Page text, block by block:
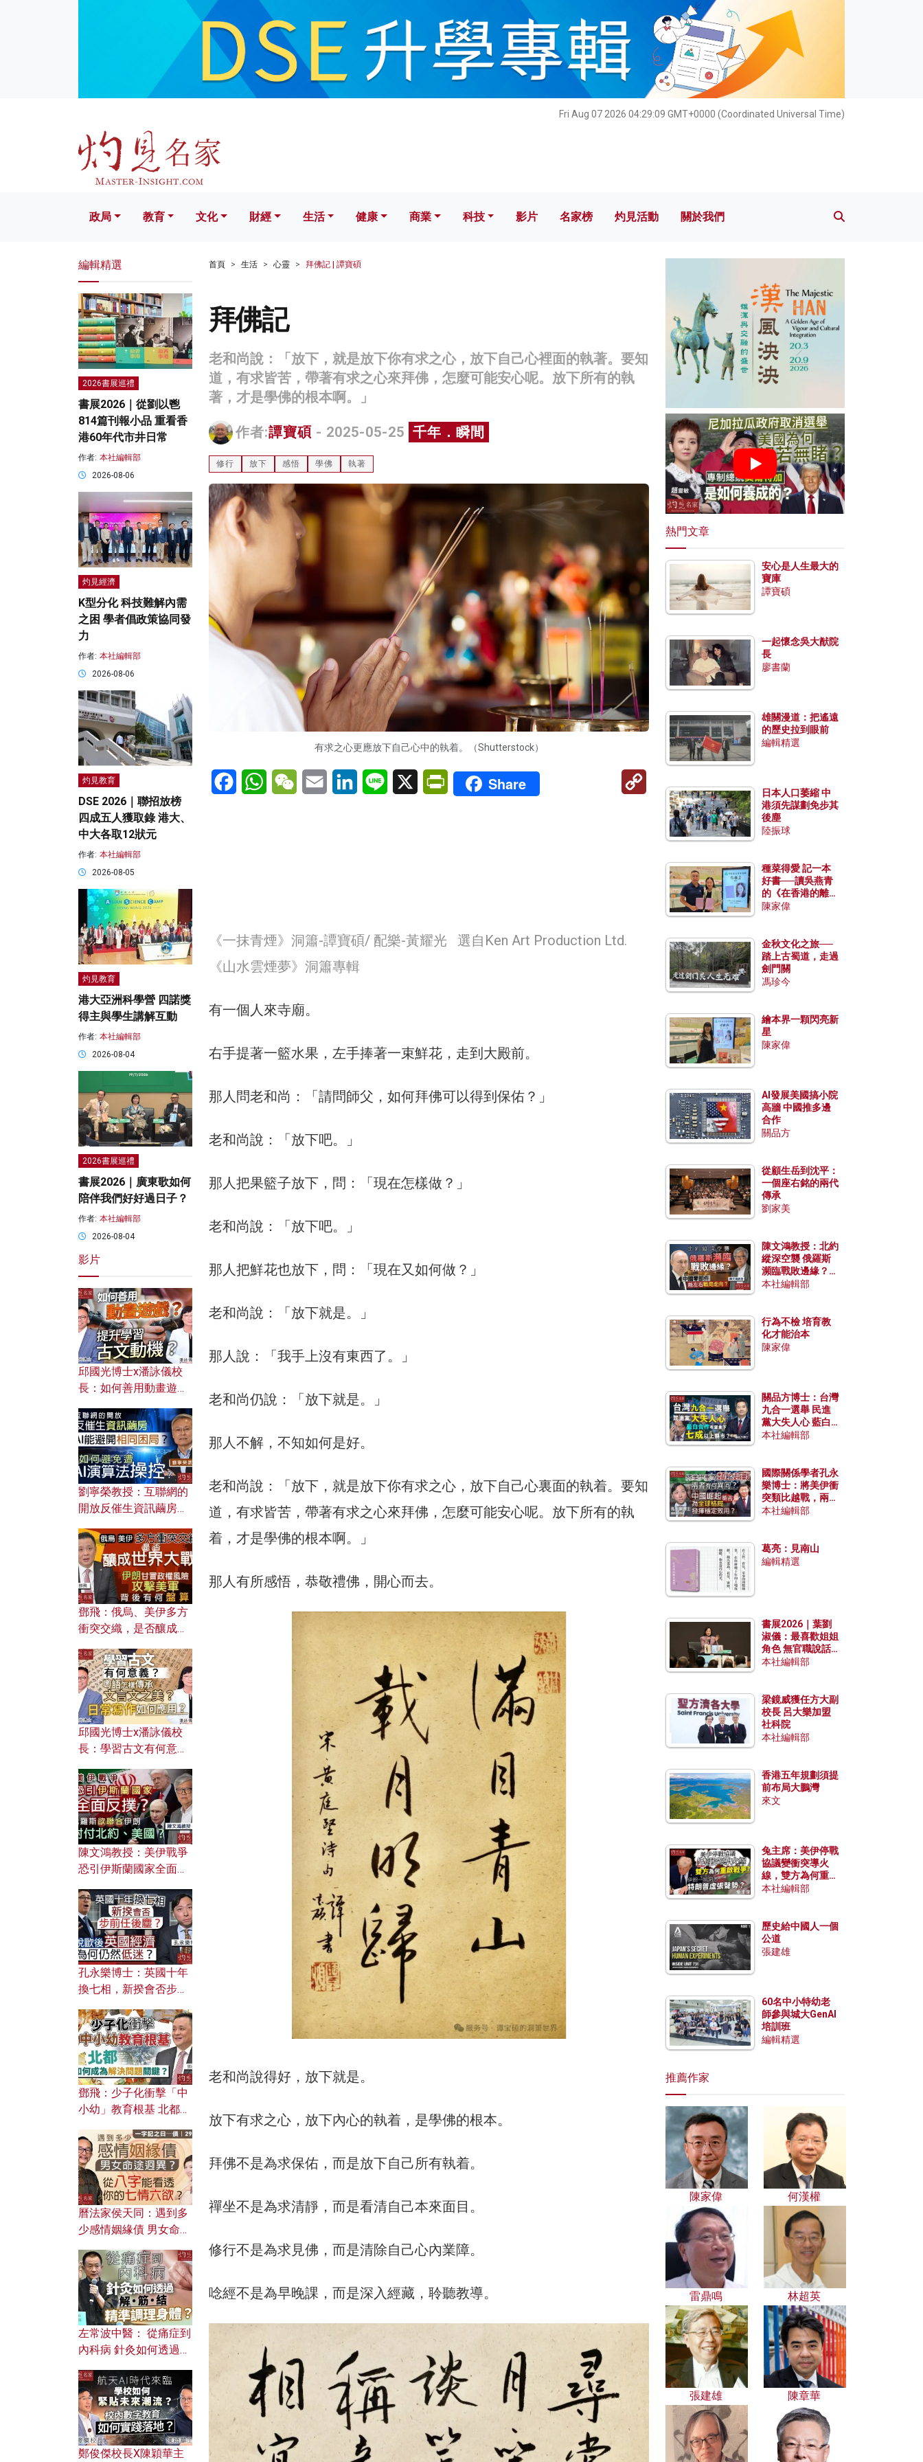
Fri Aug 07 2026 04:29:11 GMT+0000 (Coordinated Universal Time)
文化 財經 生活 健康 科技 影片 名家榜 灼見活動 關於我們
政局 教育 文化 財經 生活 健康 商業 科技 影片 名家榜 灼見活動 關於我們
首頁 生活 心靈 拜佛記 | 譚寶碩
拜佛記
老和尚說：「放下，就是放下你有求之心，放下自己心裡面的執著。要知
道，有求皆苦，帶著有求之心來拜佛，怎麼可能安心呢。放下所有的執
著，才是學佛的根本啊。」
作者:譚寶碩 - 2025-05-25 千年．瞬間
修行 放下 感悟 學佛 執著
有求之心更應放下自己心中的執着。（Shutterstock）
FacebookWhatsAppWeChatEmail LinkedInLine X PrintFriendly
Share
《一抹青煙》洞簫-譚寶碩/ 配樂-黃耀光 選自Ken Art Production Ltd.
《山水雲煙夢》洞簫專輯
有一個人來寺廟。
右手提著一籃水果，左手捧著一束鮮花，走到大殿前。
那人問老和尚： 「請問師父，如何拜佛可以得到保佑？ 」
老和尚說： 「放下吧。 」
那人把果籃子放下，問： 「現在怎樣做？ 」
老和尚說： 「放下吧。 」
那人把鮮花也放下，問： 「現在又如何做？ 」
老和尚說： 「放下就是。 」
那人說： 「我手上沒有東西了。 」
老和尚仍說： 「放下就是。 」
那人不解，不知如何是好。
老和尚說： 「放下，就是放下你有求之心，放下自己心裏面的執着。要知
道，有求皆苦，帶著有求之心來拜佛，怎麼可能安心呢。放下所有的執
着，才是學佛的根本啊。
」
那人有所感悟，恭敬禮佛，開心而去。
老和尚說得好，放下就是。
放下有求之心，放下內心的執着，是學佛的根本。
拜佛不是為求保佑，而是放下自己所有執着。
禪坐不是為求清靜，而是看清自己本來面目。
修行不是為求見佛，而是清除自己心內業障。
唸經不是為早晚課，而是深入經藏，聆聽教導。
編輯精選
2026書展巡禮
書展2026｜從劉以鬯
814篇刊報小品 重看香
港60年代市井日常
作者: 本社編輯部
2026-08-06
灼見經濟
K型分化 科技難解內需
之困 學者倡政策協同發
力
作者: 本社編輯部
2026-08-06
灼見教育
DSE 2026｜聯招放榜
四成五人獲取錄 港大、
中大各取12狀元
作者: 本社編輯部
2026-08-05
灼見教育
港大亞洲科學營 四諾獎
得主與學生講解互動
作者: 本社編輯部
2026-08-04
2026書展巡禮
書展2026｜廣東歌如何
陪伴我們好好過日子？
作者: 本社編輯部
2026-08-04
影片
邱國光博士x潘詠儀校
長：如何善用動畫遊戲
劉寧榮教授：互聯網的
開放反催生資訊繭房，
何避免遭AI演算法操
控？
鄧飛：俄烏、美伊多方
衝突交織，是否釀成世
風險攻擊美軍，背後有
何盤算？
邱國光博士x潘詠儀校
長：學習古文有何意
文之美？ 日常寫作如何
應用？
陳文鴻教授：美伊戰爭
恐引伊斯蘭國家全面反
對付北約美國？
孔永樂博士：英國十年
換七相，新揆會否步前
濟為何仍然低迷？
鄧飛：少子化衝擊「中
小幼」教育根基 北都如
曆法家侯天同：遇到多
少感情姻緣債 男女命途
的七情六欲？
左常波中醫： 從痛症到
內科病 針灸如何透過解
鄭俊傑校長X陳穎華主
熱門文章
安心是人生最大的
寶庫
譚寶碩
一起懷念吳大猷院
長
廖書蘭
雄關漫道：把遙遠
的歷史拉到眼前
編輯精選
日本人口萎縮 中
港須先謀劃免步其
後塵
陸振球
種菜得愛 記一本
好書──讀吳燕青
的《在香港的離島
種菜》
陳家偉
金秋文化之旅──
踏上古蜀道，走過
劍門關
馮珍今
繪本界一顆閃亮新
星
陳家偉
AI發展美國搞小院
高牆 中國推多邊
合作
關品方
從顧生岳到沈平：
一個座右銘的兩代
傳承
劉家美
陳文鴻教授：北約
縱深空襲 俄羅斯
瀕臨戰敗邊緣？中
國零部件能左右戰
本社編輯部
行為不檢 培育教
化才能治本
陳家偉
關品方博士：台灣
九合一選舉 民進
黨大失人心 藍白
合作有望拿下七成
本社編輯部
國際關係學者孔永
樂博士：將美伊衝
突類比越戰，兩者
有何異同？中國崛
本社編輯部
葛亮：見南山
編輯精選
書展2026｜葉劉
淑儀：最喜歡姐姐
角色 無官職說話
包袱少
本社編輯部
梁鏡威獲任方大副
校長 呂大樂加盟
社科院
本社編輯部
香港五年規劃須提
前布局大鵬灣
來文
兔主席：美伊停戰
協議變衝突導火
線，雙方為何重啟
戰爭？伊朗一早洞
本社編輯部
歷史給中國人一個
公道
張建雄
60名中小特幼老
師參與城大GenAI
培訓班
編輯精選
推薦作家
陳家偉 何漢權
雷鼎鳴 林超英
張建雄 陳章華